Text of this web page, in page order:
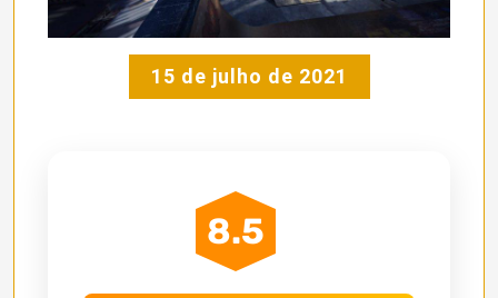
15 de julho de 2021
8.5